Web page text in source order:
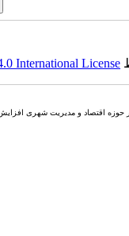
International License
حوزه اقتصاد و مدیریت شهری